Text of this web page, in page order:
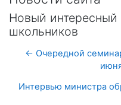
Новый интересный
школьников
← Очередной
Интервью министра